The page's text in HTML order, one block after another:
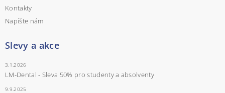
Kontakty
Napište nám
Slevy a akce
3.1.2026
LM-Dental - Sleva 50% pro studenty a absolventy
9.9.2025